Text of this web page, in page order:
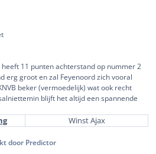
11 punten achterstand op nummer 2
erg groot en zal Feyenoord zich vooral
beker (vermoedelijk) wat ook recht
blijft het altijd een spannende
Winst Ajax
door Predictor